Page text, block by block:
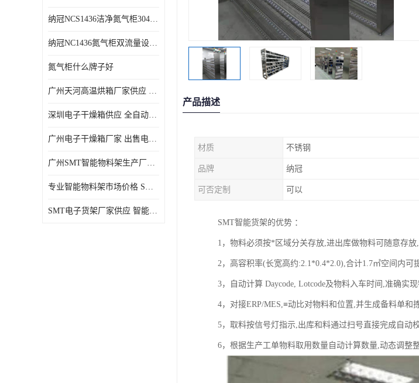
纳冠NCS1436洁净氮气柜304不锈钢洁净车间用
纳冠NC1436氮气柜双流量设计节约氮气
氮气柜什么牌子好
广州天河高温烘箱厂家供应 智能高温烘箱非标定制价格
深圳电子干燥箱供应 全自动恒温干燥箱厂家批发
广州电子干燥箱厂家 出售电子干燥箱优惠供应价格
广州SMT智能物料架生产厂家 智能物料架设计定制
专业智能物料架市场价格 SMT智能物料架供应厂家
SMT电子货架厂家供应 智能电子货架现货直销
产品描述
材质 不锈钢
品牌 纳冠
可否定制 可以
SMT智能货架的优势 ：
1，物料必须按*区域分关存放,进出库做物料可随意存
2，高容积率(长宽高约:2.1*0.4*2.0),合计1.7㎡空间内可
3，自动计算 Daycode, Lotcode及物料入车时间,准确实
4，对接ERP/MES,≡动比对物料和位置,并生成备料单
5，取料按信号灯指示,出库和料通过扫号直接完成自动
6，根据生产工单物料取用数量自动计算数量,动态调整